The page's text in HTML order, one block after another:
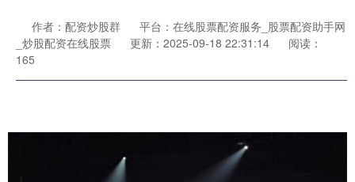
作者：配资炒股群
平台：在线股票配资服务_股票配资助手网
_炒股配资在线股票
更新：2025-09-18 22:31:14
阅读：
165